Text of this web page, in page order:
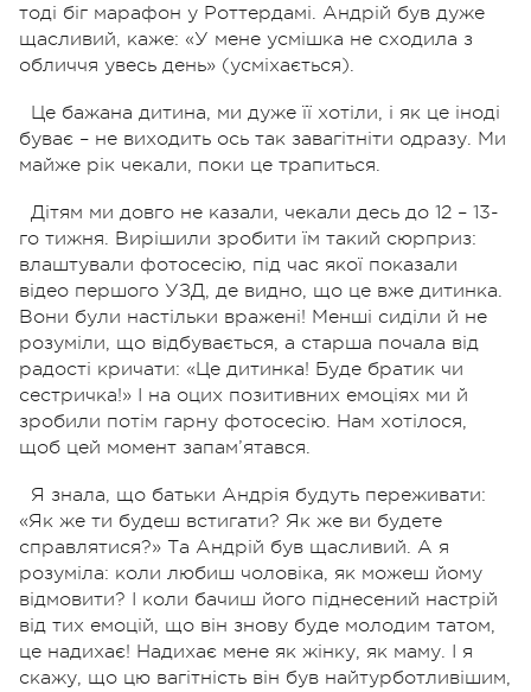
тоді біг марафон у Роттердамі. Андрій був дуже
щасливий, каже: «У мене усмішка не сходила з
обличчя увесь день» (усміхається).
Це бажана дитина, ми дуже її хотіли, і як це іноді
буває – не виходить ось так завагітніти одразу. Ми
майже рік чекали, поки це трапиться.
Дітям ми довго не казали, чекали десь до 12 – 13-
го тижня. Вирішили зробити їм такий сюрприз:
влаштували фотосесію, під час якої показали
відео першого УЗД, де видно, що це вже дитинка.
Вони були настільки вражені! Менші сиділи й не
розуміли, що відбувається, а старша почала від
радості кричати: «Це дитинка! Буде братик чи
сестричка!» І на оцих позитивних емоціях ми й
зробили потім гарну фотосесію. Нам хотілося,
щоб цей момент запам’ятався.
Я знала, що батьки Андрія будуть переживати:
«Як же ти будеш встигати? Як же ви будете
справлятися?» Та Андрій був щасливий. А я
розуміла: коли любиш чоловіка, як можеш йому
відмовити? І коли бачиш його піднесений настрій
від тих емоцій, що він знову буде молодим татом,
це надихає! Надихає мене як жінку, як маму. І я
скажу, що цю вагітність він був найтурботливішим,